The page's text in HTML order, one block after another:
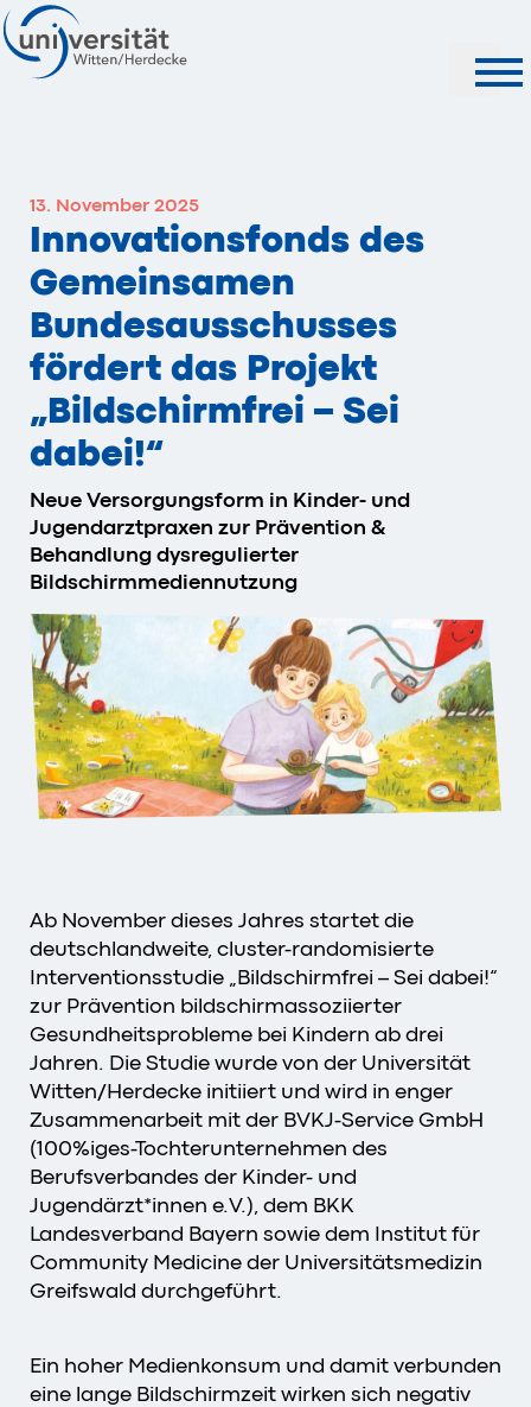
13. November 2025
Innovationsfonds des
Gemeinsamen
Bundesausschusses
fördert das Projekt
„Bildschirmfrei – Sei
dabei!“
Neue Versorgungsform in Kinder- und
Jugendarztpraxen zur Prävention &
Behandlung dysregulierter
Bildschirmmediennutzung
Ab November dieses Jahres startet die
deutschlandweite, cluster-randomisierte
Interventionsstudie „Bildschirmfrei – Sei dabei!“
zur Prävention bildschirmassoziierter
Gesundheitsprobleme bei Kindern ab drei
Jahren. Die Studie wurde von der Universität
Witten/Herdecke initiiert und wird in enger
Zusammenarbeit mit der BVKJ-Service GmbH
(100%iges-Tochterunternehmen des
Berufsverbandes der Kinder- und
Jugendärzt*innen e.V.), dem BKK
Landesverband Bayern sowie dem Institut für
Community Medicine der Universitätsmedizin
Greifswald durchgeführt.
Ein hoher Medienkonsum und damit verbunden
eine lange Bildschirmzeit wirken sich negativ